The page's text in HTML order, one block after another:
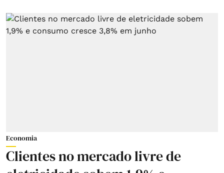
Economia
Clientes no mercado livre de